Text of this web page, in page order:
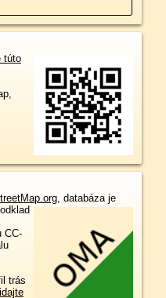
túto
, databáza je
CC-
trás